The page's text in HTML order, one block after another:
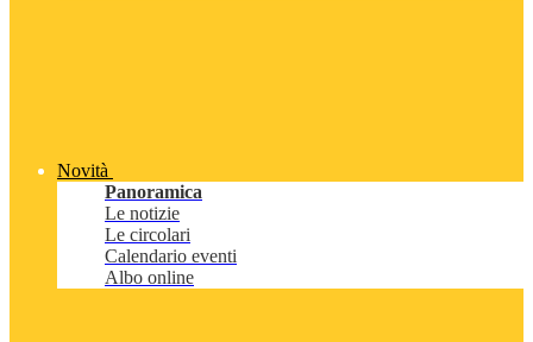
Novità
Panoramica
Le notizie
Le circolari
Calendario eventi
Albo online